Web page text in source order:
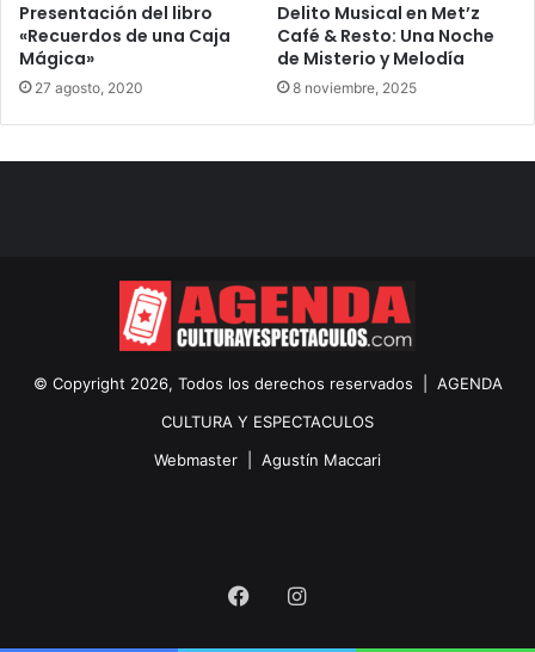
Presentación del libro
«Recuerdos de una Caja
Mágica»
27 agosto, 2020
Delito Musical en Met’z
Café & Resto: Una Noche
de Misterio y Melodía
8 noviembre, 2025
© Copyright 2026, Todos los derechos reservados | AGENDA
CULTURA Y ESPECTACULOS
Webmaster | Agustín Maccari